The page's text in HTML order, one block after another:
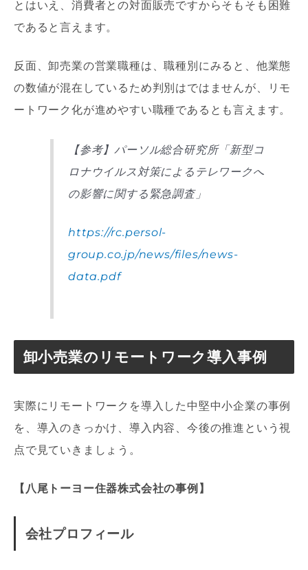
とはいえ、消費者との対面販売ですからそもそも困難
であると言えます。
反面、卸売業の営業職種は、職種別にみると、他業態
の数値が混在しているため判別はではませんが、リモ
ートワーク化が進めやすい職種であるとも言えます。
【参考】パーソル総合研究所「新型コ
ロナウイルス対策によるテレワークへ
の影響に関する緊急調査」
https://rc.persol-
group.co.jp/news/files/news-
data.pdf
卸小売業のリモートワーク導入事例
実際にリモートワークを導入した中堅中小企業の事例
を、導入のきっかけ、導入内容、今後の推進という視
点で見ていきましょう。
【八尾トーヨー住器株式会社の事例】
会社プロフィール